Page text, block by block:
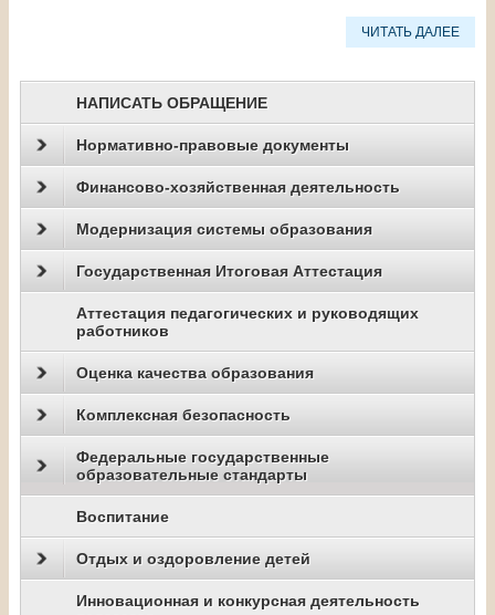
ЧИТАТЬ ДАЛЕЕ
НАПИСАТЬ ОБРАЩЕНИЕ
Нормативно-правовые документы
Финансово-хозяйственная деятельность
Модернизация системы образования
Государственная Итоговая Аттестация
Аттестация педагогических и руководящих
работников
Оценка качества образования
Комплексная безопасность
Федеральные государственные
образовательные стандарты
Воспитание
Отдых и оздоровление детей
Инновационная и конкурсная деятельность